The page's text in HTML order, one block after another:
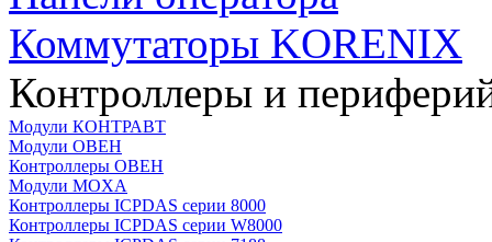
Коммутаторы KORENIX
Контроллеры и
Модули КОНТРАВТ
Модули ОВЕН
Контроллеры ОВЕН
Модули MOXA
Контроллеры ICPDAS серии 8000
Контроллеры ICPDAS серии W8000